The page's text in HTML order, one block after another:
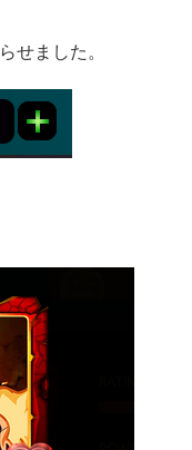
せました。